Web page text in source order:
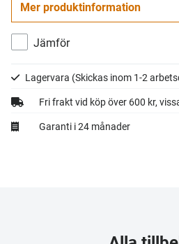
Mer produktinformation
Jämför
Lagervara (Skickas inom 1-2
Fri frakt vid köp över 600 kr,
Garanti i 24 månader